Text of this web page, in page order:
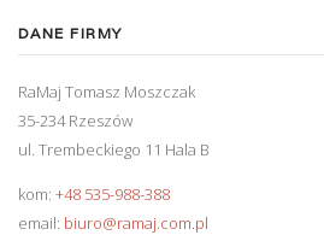
DANE FIRMY
RaMaj Tomasz Moszczak
35-234 Rzeszów
ul. Trembeckiego 11 Hala B
kom: +48 535-988-388
email: biuro@ramaj.com.pl